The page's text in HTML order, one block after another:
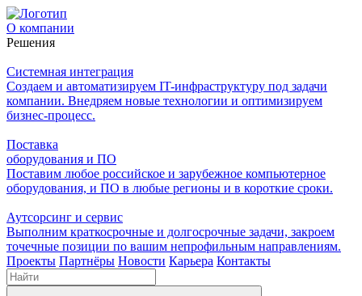
О компании
Решения
Системная интеграция
Создаем и автоматизируем IT-инфраструктуру под задачи
компании. Внедряем новые технологии и оптимизируем
бизнес-процесс.
Поставка
оборудования и ПО
Поставим любое российское и зарубежное компьютерное
оборудования, и ПО в любые регионы и в короткие сроки.
Аутсорсинг и сервис
Выполним краткосрочные и долгосрочные задачи, закроем
точечные позиции по вашим непрофильным направлениям.
Проекты Партнёры Новости Карьера Контакты